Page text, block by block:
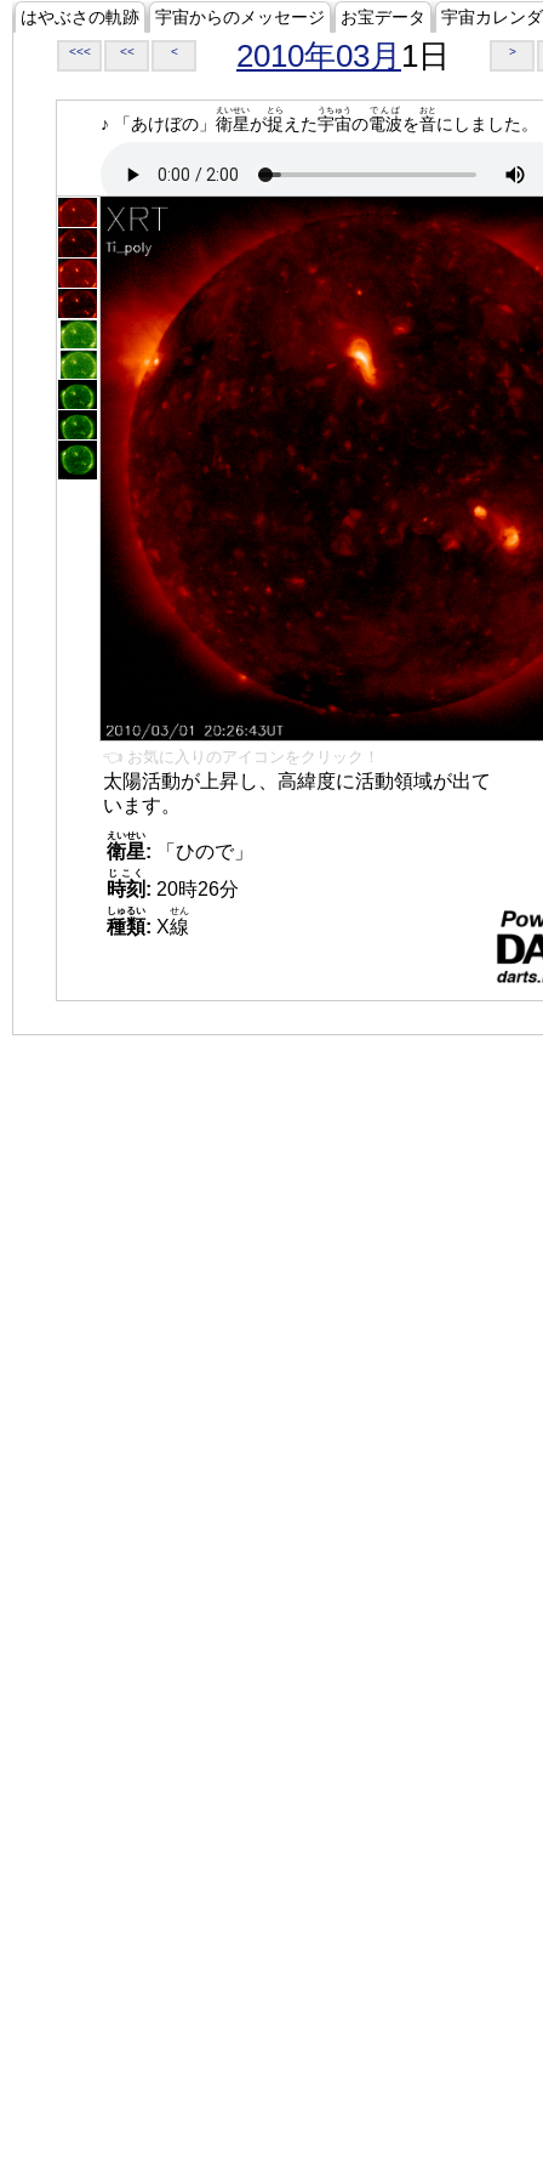
はやぶさの軌跡 宇宙からのメッセージ お宝データ 宇宙カレン
<<< << < 2010年03月 1日 >
♪ 「あけぼの」 衛星
えいせい
が捉
とら
えた宇宙
うちゅう
の電波
でんぱ
を音
おと
にしました。
👈 お気に入りのアイコンをクリック！
太陽活動が上昇し、高緯度に活動領域が出て
います。
衛星
えいせい
:
「ひので」
時刻
じこく
: 20時26分
種類
しゅるい
: X線
せん